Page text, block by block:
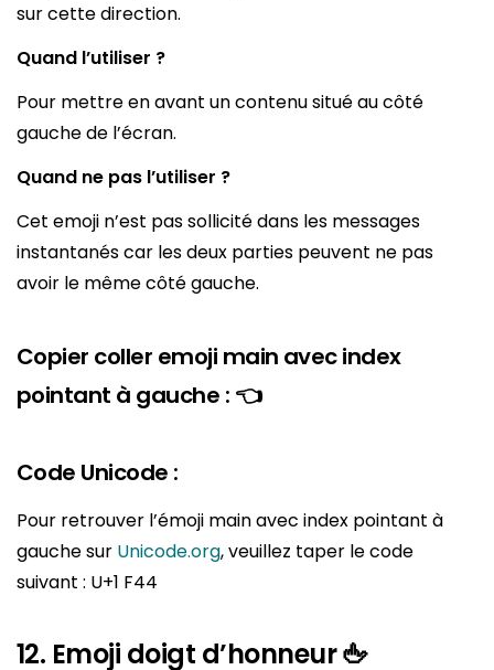
sur cette direction.
Quand l’utiliser ?
Pour mettre en avant un contenu situé au côté
gauche de l’écran.
Quand ne pas l’utiliser ?
Cet emoji n’est pas sollicité dans les messages
instantanés car les deux parties peuvent ne pas
avoir le même côté gauche.
Copier coller emoji main avec index
pointant à gauche : 👈
Code Unicode :
Pour retrouver l’émoji main avec index pointant à
gauche sur Unicode.org, veuillez taper le code
suivant : U+1 F44
12. Emoji doigt d’honneur 🖕